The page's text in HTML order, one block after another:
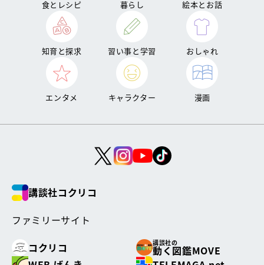
食とレシピ 暮らし 絵本とお話
知育と探求 習い事と学習 おしゃれ
エンタメ キャラクター 漫画
講談社コクリコ
ファミリーサイト
コクリコ
講談社の
動く図鑑MOVE